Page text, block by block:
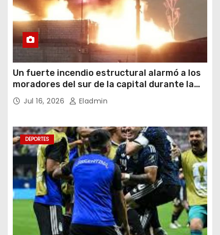
Un fuerte incendio estructural alarmó a los
moradores del sur de la capital durante la
noche del miércoles 15 de julio de 2026
Jul 16, 2026 Eladmin
DEPORTES